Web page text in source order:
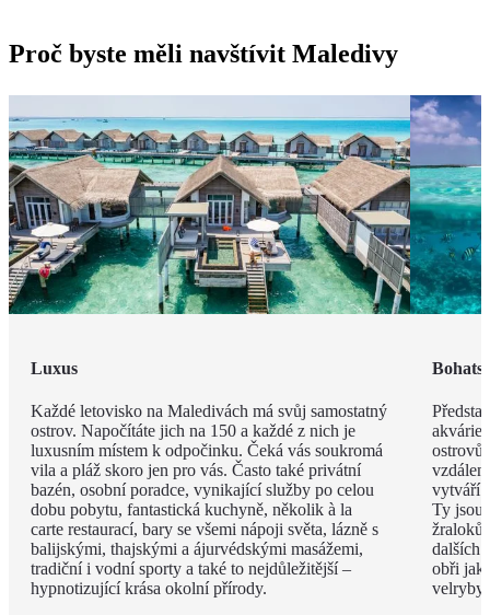
Proč byste měli navštívit Maledivy
Luxus
Každé letovisko na Maledivách má svůj samostatný
ostrov. Napočítáte jich na 150 a každé z nich je
luxusním místem k odpočinku. Čeká vás soukromá
vila a pláž skoro jen pro vás. Často také privátní
bazén, osobní poradce, vynikající služby po celou
dobu pobytu, fantastická kuchyně, několik à la
carte restaurací, bary se všemi nápoji světa, lázně s
balijskými, thajskými a ájurvédskými masážemi,
tradiční i vodní sporty a také to nejdůležitější –
hypnotizující krása okolní přírody.
ostrovů
vytváří
Ty jsou
dalších
obři
velryby.